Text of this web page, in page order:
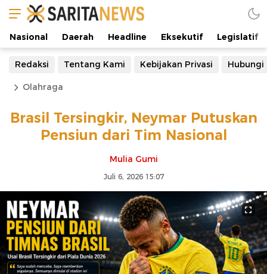
Nasional Daerah Headline Eksekutif Legislatif
Redaksi Tentang Kami Kebijakan Privasi Hubungi
Olahraga
Brasil Tersingkir, Neymar Putuskan
Pensiun dari Tim Nasional
Mulia Gumi
Juli 6, 2026 15:07